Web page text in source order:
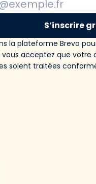
S’inscrire
la plateforme Brevo
acceptez que votre
soient traitées